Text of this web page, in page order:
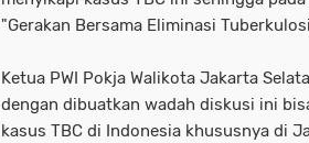
"Gerakan Bersama Eliminasi
Ketua PWI Pokja Walikota Jakarta
dengan dibuatkan wadah diskusi ini
kasus TBC di Indonesia khususnya di